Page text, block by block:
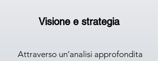
Visione e strategia
Attraverso un’analisi approfondita